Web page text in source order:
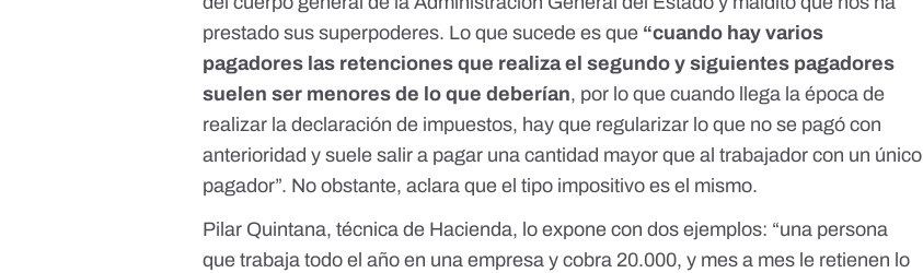
prestado sus superpoderes. Lo que sucede es que “cuando hay varios
pagadores las retenciones que realiza el segundo y siguientes pagadores
suelen ser menores de lo que deberían, por lo que cuando llega la época de
realizar la declaración de impuestos, hay que regularizar lo que no se pagó con
anterioridad y suele salir a pagar una cantidad mayor que al trabajador con un único
pagador”. No obstante, aclara que el tipo impositivo es el mismo.
Pilar Quintana, técnica de Hacienda, lo expone con dos ejemplos: “una persona
que trabaja todo el año en una empresa y cobra 20.000, y mes a mes le retienen lo